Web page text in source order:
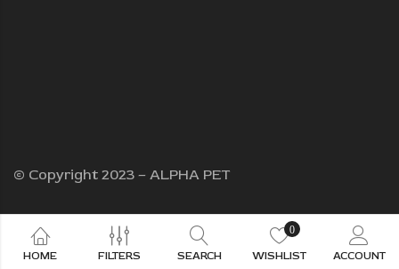
© Copyright 2023 – ALPHA PET
HOME FILTERS SEARCH
0
WISHLIST ACCOUNT